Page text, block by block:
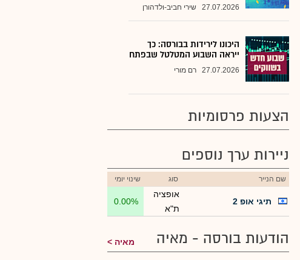
27.07.2026 שירי חביב-ולדהורן
היכונו לירידות בבורסה: כך
ייראה השבוע המטלטל שבפתח
27.07.2026 רם מורי
הצעות פרסומיות
ניירות ערך נוספים
שם הנייר סוג שינוי יומי
תיגי אופ 2
אופציה
ת"א
0.00%
הודעות בורסה - מאיה מאיה